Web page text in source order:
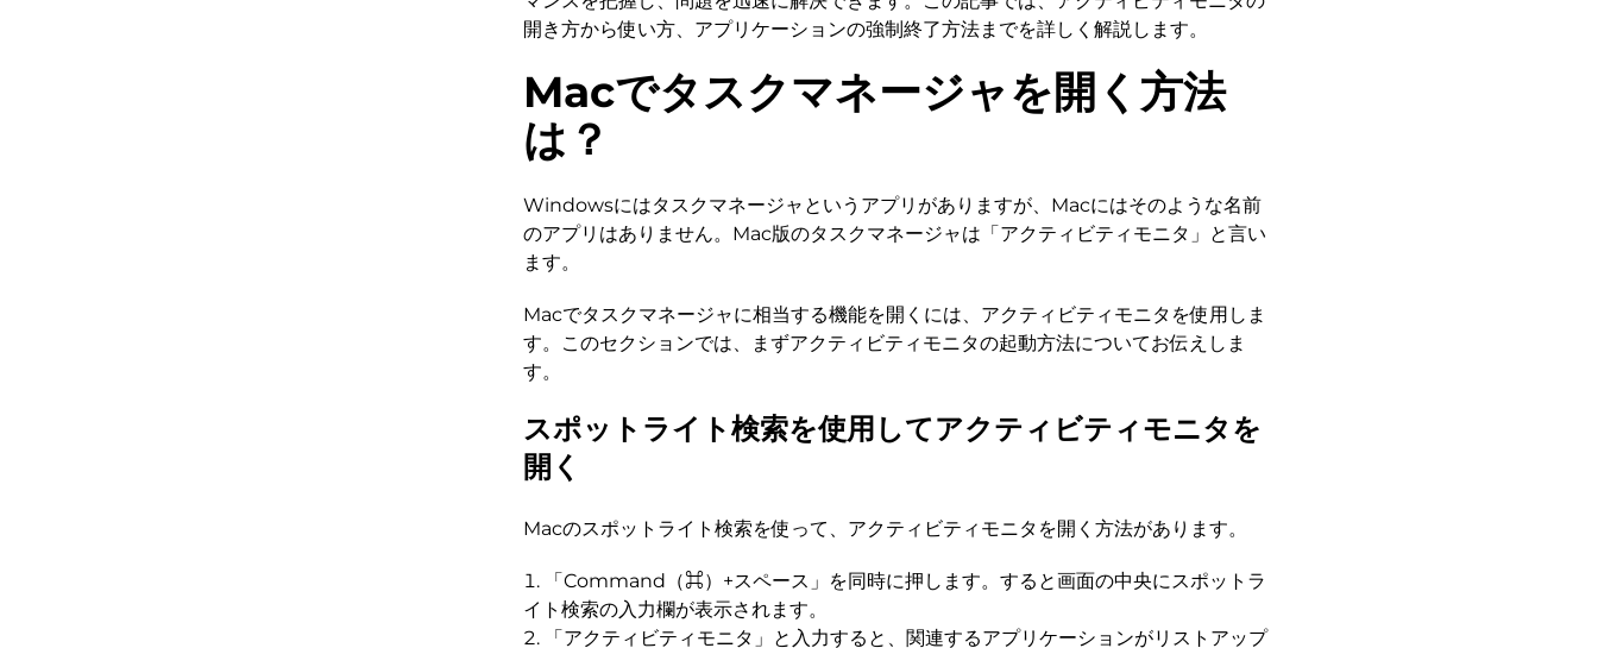
開き方から使い方、アプリケーションの強制終了方法までを詳しく解説します。
Macでタスクマネージャを開く方法
は？
Windowsにはタスクマネージャというアプリがありますが、Macにはそのような名前
のアプリはありません。Mac版のタスクマネージャは「アクティビティモニタ」と言い
ます。
Macでタスクマネージャに相当する機能を開くには、アクティビティモニタを使用しま
す。このセクションでは、まずアクティビティモニタの起動方法についてお伝えしま
す。
スポットライト検索を使用してアクティビティモニタを
開く
Macのスポットライト検索を使って、アクティビティモニタを開く方法があります。
「Command（⌘）+スペース」を同時に押します。すると画面の中央にスポットラ
イト検索の入力欄が表示されます。
「アクティビティモニタ」と入力すると、関連するアプリケーションがリストアップ